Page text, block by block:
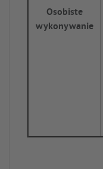
Osobiste
wykonywanie